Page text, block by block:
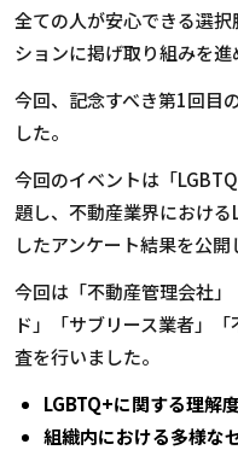
全ての人が安心できる選
ションに掲げ取り組みを進
今回、記念すべき第1回目
した。
今回のイベントは「
題し、不動産業界におけ
したアンケート結果を公開
今回は「不動産管理会社
ド」「サブリース業者」
査を行いました。
LGBTQ+に関する理解
組織内における多様な